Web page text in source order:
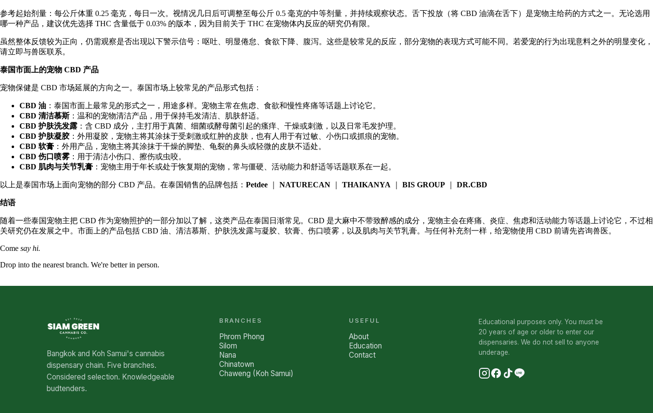
参考起始剂量：每公斤体重 0.25 毫克，每日一次。视情况几日后可调整至每公斤 0.5 毫克的中等剂量，并持续观察状态。舌下投放（将 CBD 油滴在舌下）是宠物主给药的方式之一。无论选用
哪一种产品，建议优先选择 THC 含量低于 0.03% 的版本，因为目前关于 THC 在宠物体内反应的研究仍有限。
虽然整体反馈较为正向，仍需观察是否出现以下警示信号 ：呕吐、明显倦怠、食欲下降、腹泻。这些是较常见的反应，部分宠物的表现方式可能不同。若爱宠的行为出现意料之外的明显变化，
请立即与兽医联系。
泰国市面上的宠物 CBD 产品
宠物保健是 CBD 市场延展的方向之一。泰国市场上较常见的产品形式包括：
CBD 油 ：泰国市面上最常见的形式之一，用途多样。宠物主常在焦虑、食欲和慢性疼痛等话题上讨论它。
CBD 清洁慕斯：温和的宠物清洁产品，用于保持毛发清洁、肌肤舒适。
CBD 护肤洗发露 ：含 CBD 成分，主打用于真菌、细菌或酵母菌引起的瘙痒、干燥或刺激，以及日常毛发护理。
CBD 护肤凝胶：外用凝胶，宠物主将其涂抹于受刺激或红肿的皮肤，也有人用于有过敏、小伤口或抓痕的宠物。
CBD 软膏 ：外用产品，宠物主将其涂抹于干燥的脚垫、龟裂的鼻头或轻微的皮肤不适处。
CBD 伤口喷雾 ：用于清洁小伤口、擦伤或虫咬。
CBD 肌肉与关节乳膏 ：宠物主用于年长或处于恢复期的宠物，常与僵硬、活动能力和舒适等话题联系在一起。
以上是泰国市场上面向宠物的部分 CBD 产品。在泰国销售的品牌包括： Petdee NATURECAN THAIKANYA BIS GROUP DR.CBD
结语
随着一些泰国宠物主把 CBD 作为宠物照护的一部分加以了解，这类产品在泰国日渐常见。CBD 是大麻中不带致醉感的成分，宠物主会在疼痛、炎症、焦虑和活动能力等话题上讨论它，不过相
关研究仍在发展之中。市面上的产品包括 CBD 油、清洁慕斯、护肤洗发露与凝胶、软膏、伤口喷雾，以及肌肉与关节乳膏。与任何补充剂一样，给宠物使用 CBD 前请先咨询兽医。
Come say hi.
Drop into the nearest branch. We're better in person.
Bangkok and Koh Samui's cannabis
dispensary chain. Five branches.
Considered selection. Knowledgeable
budtenders.
BRANCHES
Phrom Phong
Silom
Nana
Chinatown
Chaweng (Koh Samui)
USEFUL
About
Education
Contact
Educational purposes only. You must be
20 years of age or older to enter our
dispensaries. We do not sell to anyone
underage.